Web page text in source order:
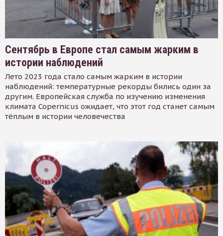
Сентябрь в Европе стал самым жарким в
истории наблюдений
Лето 2023 года стало самым жарким в истории
наблюдений: температурные рекорды бились один за
другим. Европейская служба по изучению изменения
климата Copernicus ожидает, что этот год станет самым
тёплым в истории человечества